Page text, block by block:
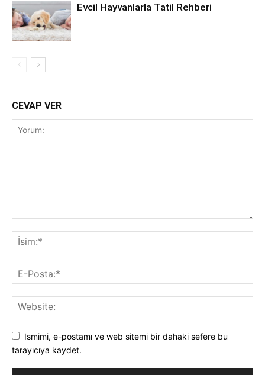
Evcil Hayvanlarla Tatil Rehberi
CEVAP VER
Ismimi, e-postamı ve web sitemi bir dahaki sefere bu
tarayıcıya kaydet.